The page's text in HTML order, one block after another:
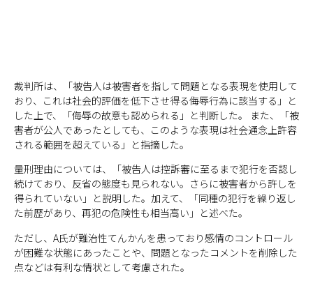
裁判所は、「被告人は被害者を指して問題となる表現を使用して
おり、これは社会的評価を低下させ得る侮辱行為に該当する」と
した上で、「侮辱の故意も認められる」と判断した。 また、「被
害者が公人であったとしても、このような表現は社会通念上許容
される範囲を超えている」と指摘した。
量刑理由については、「被告人は控訴審に至るまで犯行を否認し
続けており、反省の態度も見られない。さらに被害者から許しを
得られていない」と説明した。加えて、「同種の犯行を繰り返し
た前歴があり、再犯の危険性も相当高い」と述べた。
ただし、A氏が難治性てんかんを患っており感情のコントロール
が困難な状態にあったことや、問題となったコメントを削除した
点などは有利な情状として考慮された。